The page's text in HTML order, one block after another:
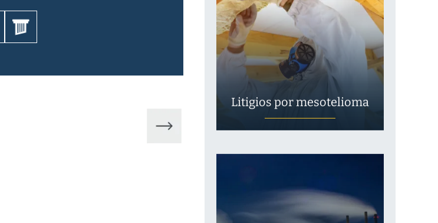
Litigios por mesotelioma